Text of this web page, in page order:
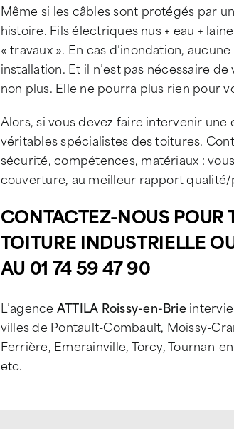
Même si les câbles sont protégés par
histoire. Fils électriques nus + eau +
« travaux ». En cas d’inondation,
installation. Et il n’est pas nécessaire
non plus. Elle ne pourra plus rien pour
Alors, si vous devez faire intervenir
véritables spécialistes des toitures.
sécurité, compétences, matériaux :
couverture, au meilleur rapport qualité/
CONTACTEZ-NOUS POUR
TOITURE INDUSTRIELLE
AU 01 74 59 47 90
L’agence ATTILA Roissy-en-Brie
villes de Pontault-Combault, Moissy-
Ferrière, Emerainville, Torcy, Tournan-
etc.